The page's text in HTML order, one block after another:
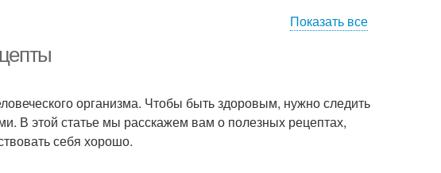
Показать все
организма. Чтобы быть здоровым, нужно следить
В этой статье мы расскажем вам о полезных рецептах,
себя хорошо.